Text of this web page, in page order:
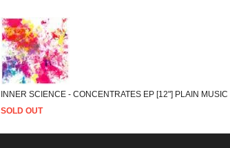
INNER SCIENCE - CONCENTRATES EP [12"] PLAIN
SOLD OUT